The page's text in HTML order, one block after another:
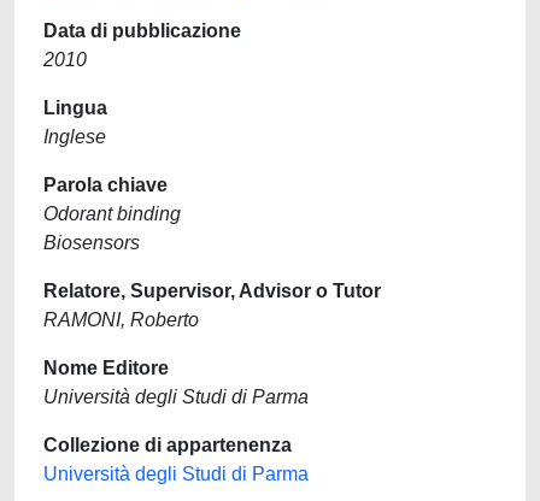
Data di pubblicazione
2010
Lingua
Inglese
Parola chiave
Odorant binding
Biosensors
Relatore, Supervisor, Advisor o Tutor
RAMONI, Roberto
Nome Editore
Università degli Studi di Parma
Collezione di appartenenza
Università degli Studi di Parma